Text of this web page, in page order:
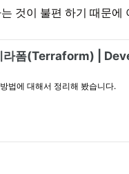
것이 불편 하기 때문